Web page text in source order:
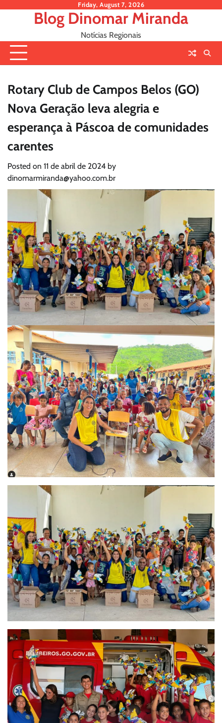
Friday, August 7, 2026
Blog Dinomar Miranda
Notícias Regionais
Rotary Club de Campos Belos (GO)
Nova Geração leva alegria e
esperança à Páscoa de comunidades
carentes
Posted on 11 de abril de 2024 by
dinomarmiranda@yahoo.com.br